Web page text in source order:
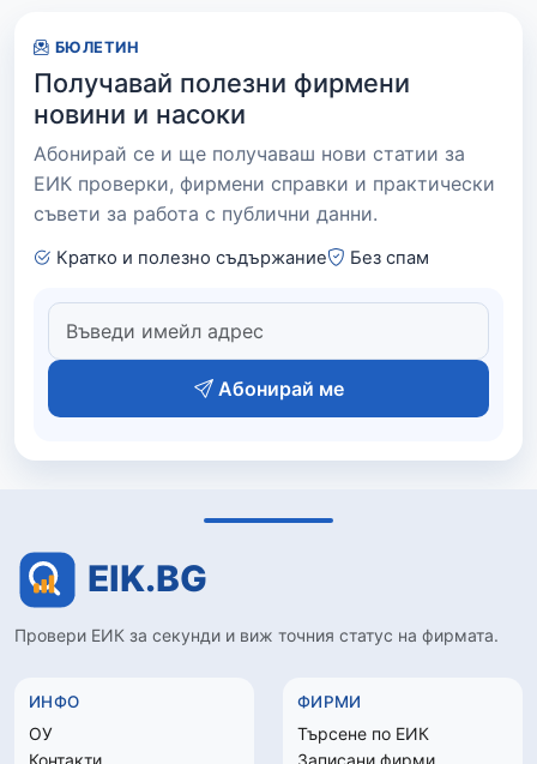
БЮЛЕТИН
Получавай полезни фирмени
новини и насоки
Абонирай се и ще получаваш нови статии за
ЕИК проверки, фирмени справки и практически
съвети за работа с публични данни.
Кратко и полезно съдържание Без спам
Абонирай ме
Провери ЕИК за секунди и виж точния статус на фирмата.
ИНФО
ОУ
Контакти
ФИРМИ
Търсене по ЕИК
Записани фирми